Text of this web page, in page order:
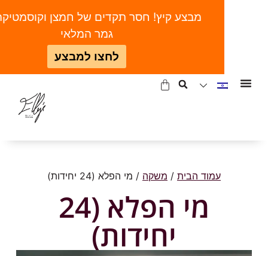
עמוד הבית /משקה/ מי הפלא (24 יחידות)
מי הפלא (24
יחידות)
מבצע קיץ! חסר תקדים של חמצן וקוסמטיקה |
גמר המלאי
לחצו למבצע